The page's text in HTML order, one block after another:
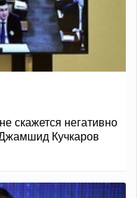
скажется негативно
Кучкаров